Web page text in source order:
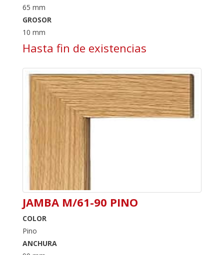
65 mm
GROSOR
10 mm
Hasta fin de existencias
JAMBA M/61-90 PINO
COLOR
Pino
ANCHURA